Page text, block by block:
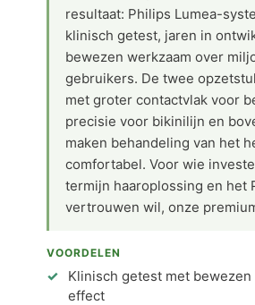
resultaat: Philips Lumea-
klinisch getest, jaren in
bewezen werkzaam over
gebruikers. De twee
met groter contactvlak voor
precisie voor bikinilijn en
maken behandeling van het
comfortabel. Voor wie
termijn haaroplossing en het
vertrouwen wil, onze
VOORDELEN
Klinisch getest met bewezen
effect